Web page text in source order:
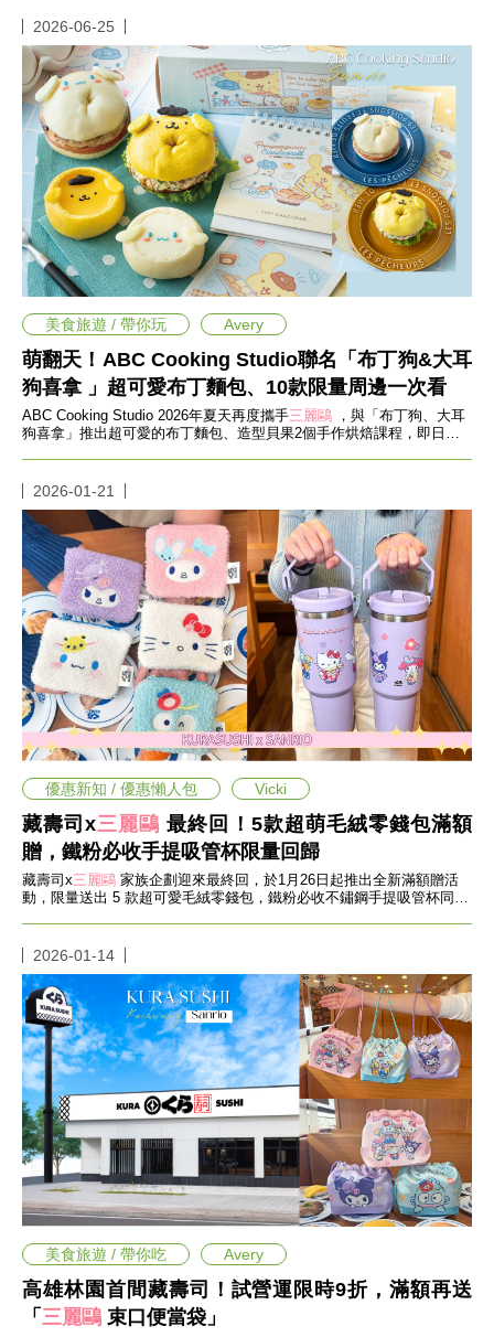
推
薦
居
家
料
理
場
生
活
美
食
開
趣
味
玩
具
手
機
桌
布
娛
樂
明
星
焦
點
韓
流
報
到
熱
播
夯
劇
電
影
推
薦
尚
流
行
穿
搭
美
妝
髮
型
拍
照
技
巧
養
密
技
2026-06-25
萌翻天！ABC Cooking Studio聯名「布丁狗&大耳
狗喜拿 」超可愛布丁麵包、10款限量周邊一次看
ABC Cooking Studio 2026年夏天再度攜手三麗鷗 ，與「布丁狗、大耳
狗喜拿」推出超可愛的布丁麵包、造型貝果2個手作烘焙課程，即日起
美食旅遊 / 帶你玩 Avery
2026-01-21
藏壽司x三麗鷗最終回！5款超萌毛絨零錢包滿額
贈，鐵粉必收手提吸管杯限量回歸
藏壽司x三麗鷗 家族企劃迎來最終回，於1月26日起推出全新滿額贈活
動，限量送出 5 款超可愛毛絨零錢包，鐵粉必收不鏽鋼手提吸管杯同步
優惠新知 / 優惠懶人包 Vicki
2026-01-14
高雄林園首間藏壽司！試營運限時9折，滿額再送
「 三麗鷗 束口便當袋」
美食旅遊 / 帶你吃 Avery